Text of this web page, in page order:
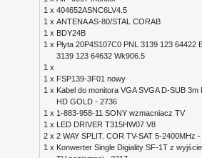
1 x 404652ASNC6LV4.5
1 x ANTENA AS-80/STAL CORAB
1 x BDY24B
1 x Płyta 20P4S107C0 PNL 3139 123 64422
3139 123 64632 Wk906.5
1 x
1 x FSP139-3F01 nowy
1 x Kabel do monitora VGA SVGA D-SUB 3m
HD GOLD - 2736
1 x 1-883-958-11 SONY wzmacniacz TV
1 x
LED DRIVER T315HW07 V8
2 x 2 WAY SPLIT. COR TV-SAT 5-2400MHz
1 x Konwerter Single Digiality SF-1T z